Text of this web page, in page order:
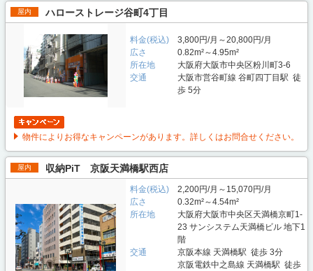
屋内 ハローストレージ谷町4丁目
料金(税込)
3,800円/月～20,800円/月
広さ
0.82m²～4.95m²
所在地
大阪府大阪市中央区粉川町3-6
交通
大阪市営谷町線 谷町四丁目駅 徒
歩 5分
物件によりお得なキャンペーンがあります。詳しくはお問合せください。
屋内 収納PiT 京阪天満橋駅西店
料金(税込)
2,200円/月～15,070円/月
広さ
0.32m²～4.54m²
所在地
大阪府大阪市中央区天満橋京町1-
23 サンシステム天満橋ビル 地下1
階
交通
京阪本線 天満橋駅 徒歩 3分
京阪電鉄中之島線 天満橋駅 徒歩